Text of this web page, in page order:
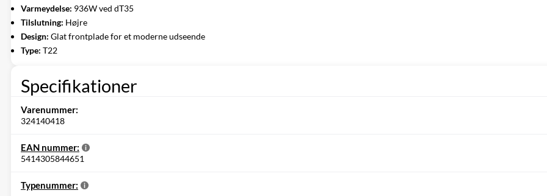
Varmeydelse: 936W ved dT35
Tilslutning: Højre
Design: Glat frontplade for et moderne udseende
Type: T22
Specifikationer
Varenummer:
324140418
EAN nummer:
5414305844651
Typenummer: